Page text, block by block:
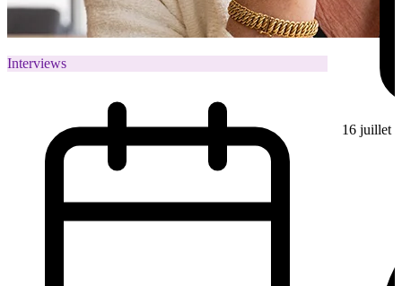
Interviews
16 juillet